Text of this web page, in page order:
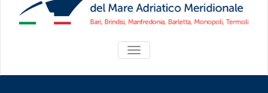
ATTIVA/DISATTIVA
MENU